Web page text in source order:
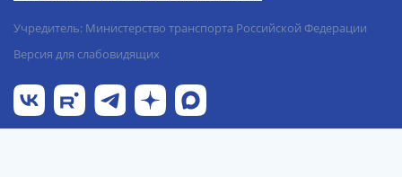
Учредитель: Министерство транспорта Российской Федерации
Версия для слабовидящих